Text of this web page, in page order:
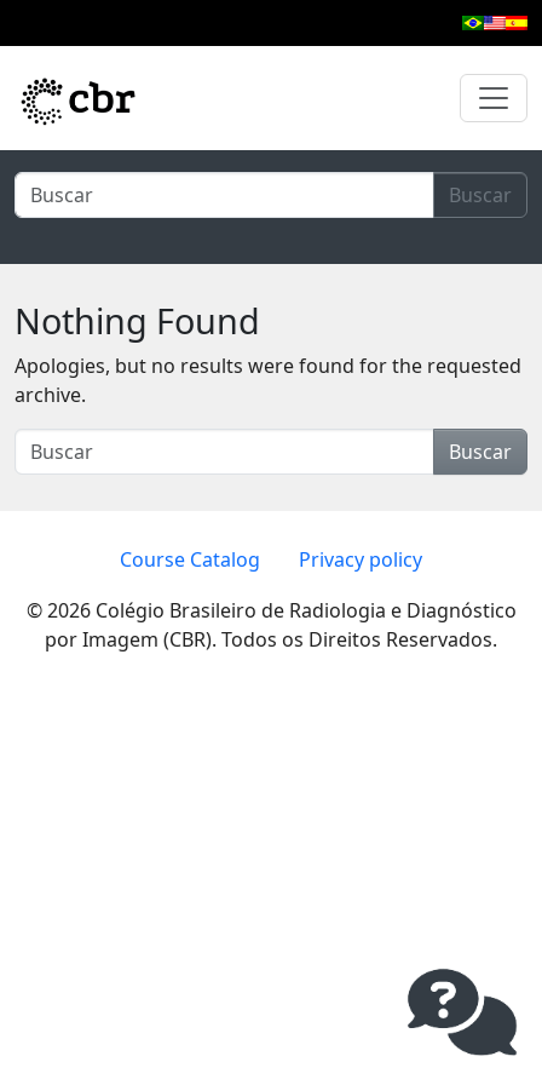
Buscar
Nothing Found
Apologies, but no results were found for the requested
archive.
Buscar
Course Catalog
Privacy policy
© 2026 Colégio Brasileiro de Radiologia e Diagnóstico
por Imagem (CBR). Todos os Direitos Reservados.